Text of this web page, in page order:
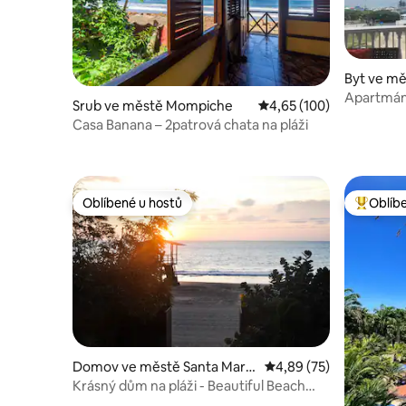
Srub ve městě Mompiche Průměrné hodnocení
4,65 (100)
Casa Banana – 2patrová chata na pláži
Byt ve
Oblíbené u hostů
Oblíbené u hostů
Domov ve městě Santa Maria
nita
Průměrné hodnocení
4,89 (75)
Krásný dům na pláži - Beautiful Beach
Nejlepší